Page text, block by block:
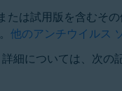
は試用版を含むそ
他のアンチウイルス
細については、次の